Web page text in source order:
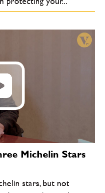
Michelin Stars
stars, but not